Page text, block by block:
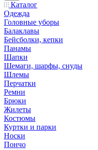
Каталог
Одежда
Головные уборы
Балаклавы
Бейсболки, кепки
Панамы
Шапки
Шемаги, шарфы, снуды
Шлемы
Перчатки
Ремни
Брюки
Жилеты
Костюмы
Куртки и парки
Носки
Пончо